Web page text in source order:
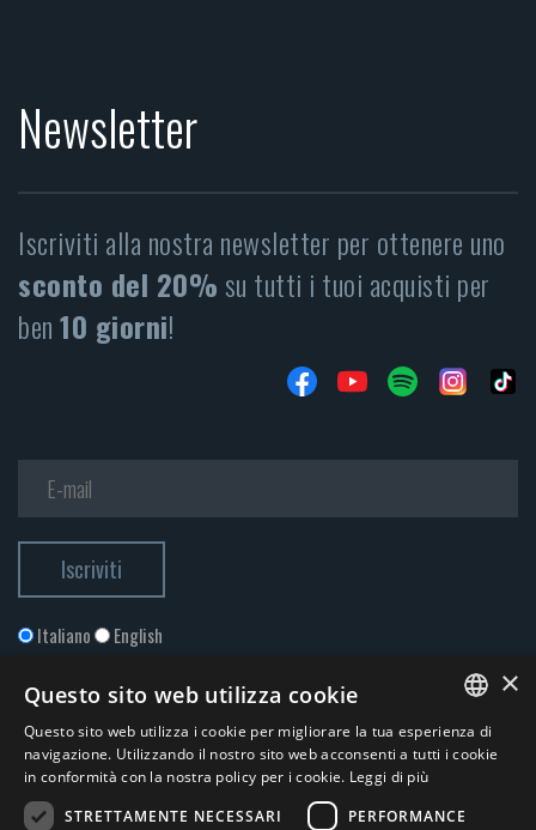
Newsletter
Iscriviti alla nostra newsletter per ottenere uno
sconto del 20%su tutti i tuoi acquisti per
ben10 giorni!
Italiano English
ITALIAN
×
Questo sito web utilizza cookie
Questo sito web utilizza i cookie per migliorare la tua esperienza di
navigazione. Utilizzando il nostro sito web acconsenti a tutti i cookie
in conformità con la nostra policy per i cookie. Leggi di più
STRETTAMENTE NECESSARI
PERFORMANCE